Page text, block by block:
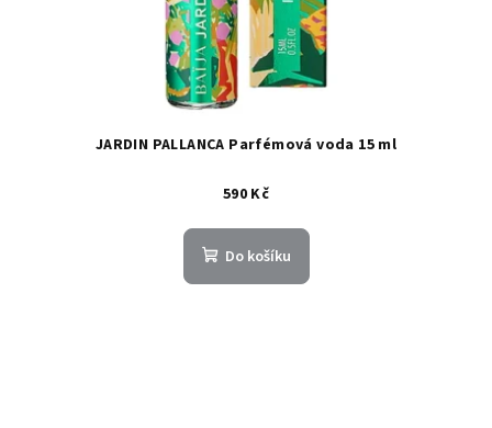
JARDIN PALLANCA Parfémová voda 15 ml
590 Kč
Do košíku